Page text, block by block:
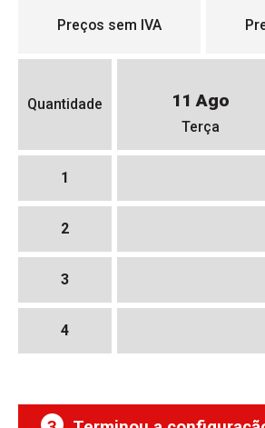
Preços sem IVA
Quantidade 11 Ago
Terça
1
2
3
4